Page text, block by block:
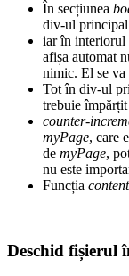
În secțiunea
div-ul
iar în
afișa automat
nimic. El se va
Tot în div-ul
trebuie
counter-
myPage, care
de myPage,
nu este
Funcția content
Deschid fișierul